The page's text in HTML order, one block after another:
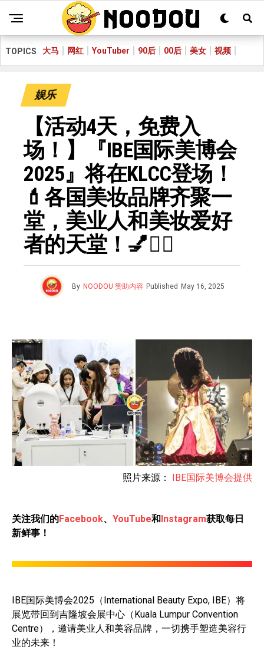
TOPICS 大马 网红 YouTuber 90后 00后 美女 视频
娱乐
【活动4天，免费入
场！】『IBE国际美博会
2025』将在KLCC登场！
💄各国美妆品牌齐聚一
堂，美业人和美妆爱好
者的天堂！💅💆‍♀️
By NOODOU 赞助内容 Published May 16, 2025
照片来源： IBE国际美博会提供
关注我们的Facebook、 YouTube和Instagram获取每日
新鲜事！
IBE国际美博会2025（International Beauty Expo, IBE）将
展览带回到吉隆坡会展中心（Kuala Lumpur Convention
Centre），邀请美业人和美容品牌，一切携手塑造美容行
业的未来！